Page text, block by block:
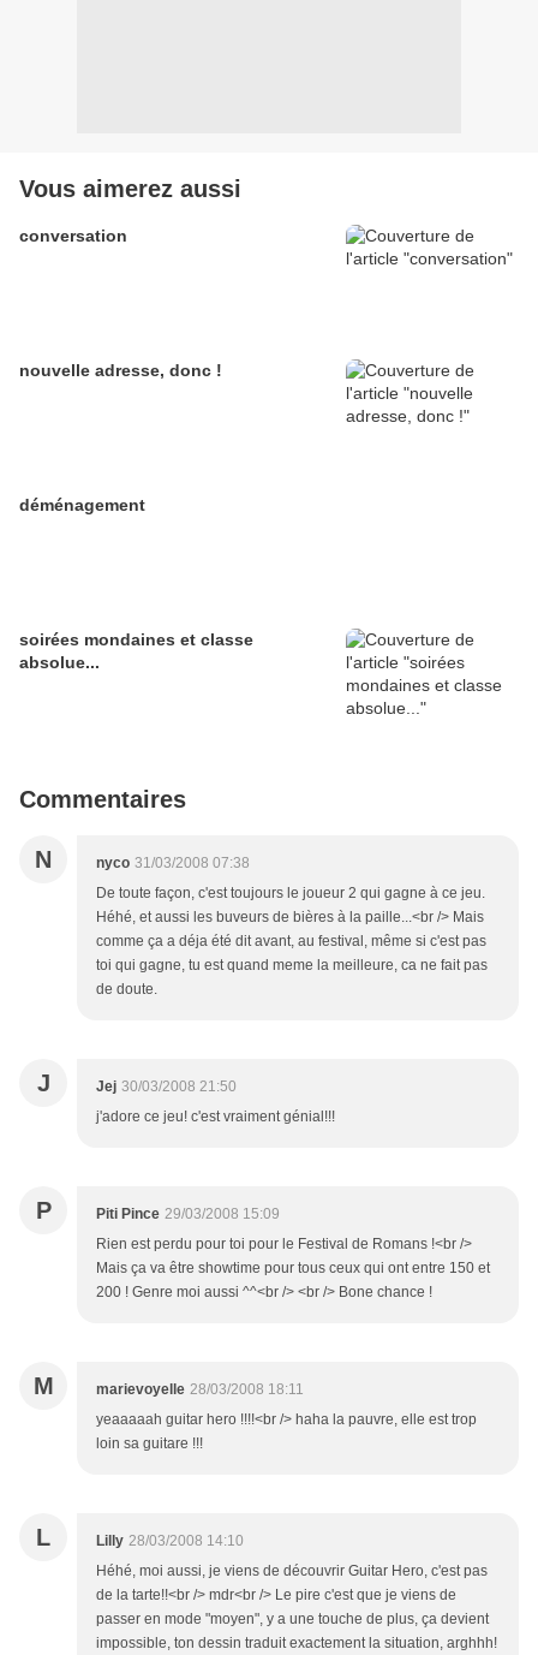
Vous aimerez aussi
conversation
nouvelle adresse, donc !
déménagement
soirées mondaines et classe
absolue...
Commentaires
N nyco 31/03/2008 07:38
De toute façon, c'est toujours le joueur 2 qui gagne à ce jeu.
Héhé, et aussi les buveurs de bières à la paille...<br /> Mais
comme ça a déja été dit avant, au festival, même si c'est pas
toi qui gagne, tu est quand meme la meilleure, ca ne fait pas
de doute.
J Jej 30/03/2008 21:50
j'adore ce jeu! c'est vraiment génial!!!
P Piti Pince 29/03/2008 15:09
Rien est perdu pour toi pour le Festival de Romans !<br />
Mais ça va être showtime pour tous ceux qui ont entre 150 et
200 ! Genre moi aussi ^^<br /> <br /> Bone chance !
M marievoyelle 28/03/2008 18:11
yeaaaaah guitar hero !!!!<br /> haha la pauvre, elle est trop
loin sa guitare !!!
L Lilly 28/03/2008 14:10
Héhé, moi aussi, je viens de découvrir Guitar Hero, c'est pas
de la tarte!!<br /> mdr<br /> Le pire c'est que je viens de
passer en mode "moyen", y a une touche de plus, ça devient
impossible, ton dessin traduit exactement la situation, arghhh!